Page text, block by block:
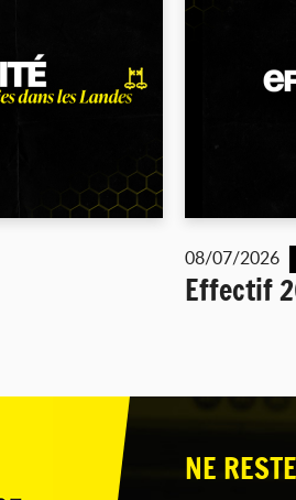
08/07/2026
Effectif
NE